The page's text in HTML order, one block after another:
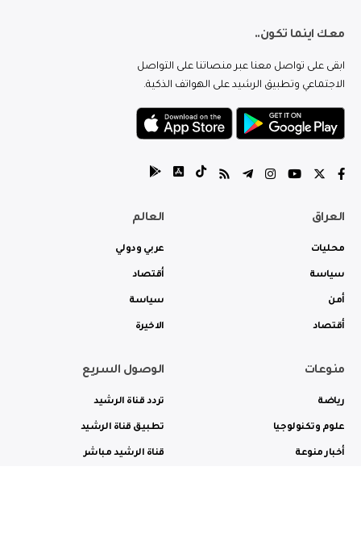
معك اينما تكون..
ابقى على تواصل معنا عبر منصاتنا على التواصل
الاجتماعي وتطبيق الرشيد على الهواتف الذكية.
العراق
محليات
سياسة
أمن
أقتصاد
العالم
عربي ودولي
أقتصاد
سياسة
الاخيرة
منوعات
رياضة
علوم وتكنولوجيا
أخبار منوعة
الوصول السريع
تردد قناة الرشيد
تطبيق قناة الرشيد
قناة الرشيد مباشر